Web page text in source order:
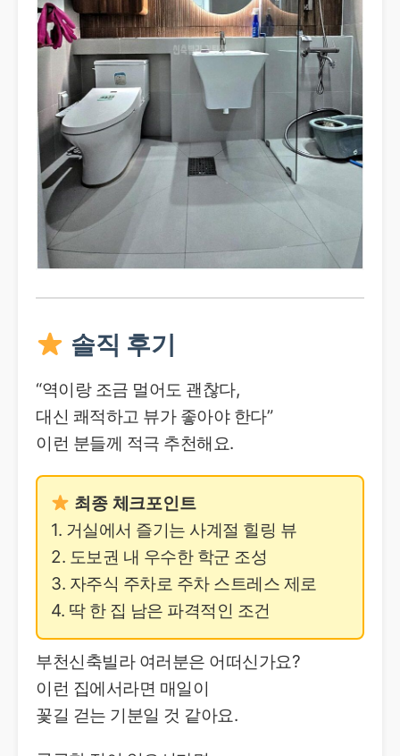
솔직 후기
“역이랑 조금 멀어도 괜찮다,
대신 쾌적하고 뷰가 좋아야 한다”
이런 분들께 적극 추천해요.
최종 체크포인트
1. 거실에서 즐기는 사계절 힐링 뷰
2. 도보권 내 우수한 학군 조성
3. 자주식 주차로 주차 스트레스 제로
4. 딱 한 집 남은 파격적인 조건
부천신축빌라 여러분은 어떠신가요?
이런 집에서라면 매일이
꽃길 걷는 기분일 것 같아요.